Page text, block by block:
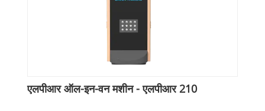
एलपीआर ऑल-इन-वन मशीन - एलपीआर 210